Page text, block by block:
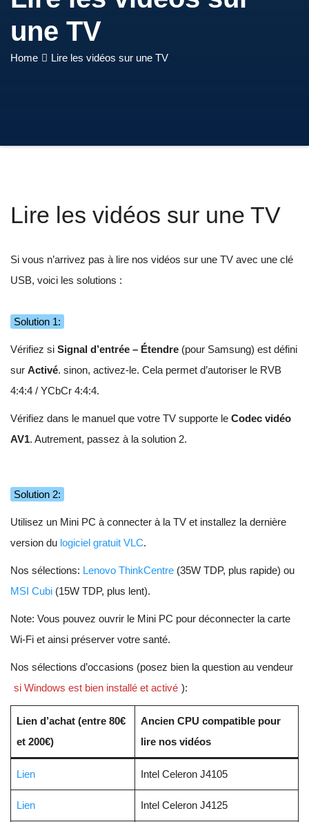
une TV
Home Lire les vidéos sur une TV
Lire les vidéos sur une TV
Si vous n’arrivez pas à lire nos vidéos sur une TV avec une clé
USB, voici les solutions :
Solution 1:
Vérifiez si Signal d’entrée – Étendre (pour Samsung) est défini
sur Activé. sinon, activez-le. Cela permet d’autoriser le RVB
4:4:4 / YCbCr 4:4:4.
Vérifiez dans le manuel que votre TV supporte le Codec vidéo
AV1. Autrement, passez à la solution 2.
Solution 2:
Utilisez un Mini PC à connecter à la TV et installez la dernière
version du logiciel gratuit VLC.
Nos sélections: Lenovo ThinkCentre (35W TDP, plus rapide) ou
MSI Cubi (15W TDP, plus lent).
Note: Vous pouvez ouvrir le Mini PC pour déconnecter la carte
Wi-Fi et ainsi préserver votre santé.
Nos sélections d’occasions (posez bien la question au vendeur
si Windows est bien installé et activé ):
Lien d’achat (entre 80€
et 200€)
Ancien CPU compatible pour
lire nos vidéos
Lien Intel Celeron J4105
Lien Intel Celeron J4125